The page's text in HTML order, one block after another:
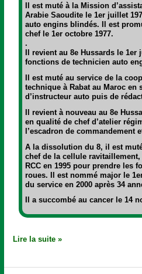
Il est muté à la Mission
Arabie Saoudite le 1er juillet
auto engins blindés. Il est
chef le 1er octobre 1977.
.
Il revient au 8e Hussards le
fonctions de technicien auto
Il est muté au service de la
technique à Rabat au Maroc en
d’instructeur auto puis de
Il revient à nouveau au 8e
en qualité de chef d’atelier
l’escadron de commandement
A la dissolution du 8, il est
chef de la cellule
RCC en 1995 pour prendre les
roues. Il est nommé major le
du service en 2000 après 34
Il a succombé au cancer le 14
Lire la suite »